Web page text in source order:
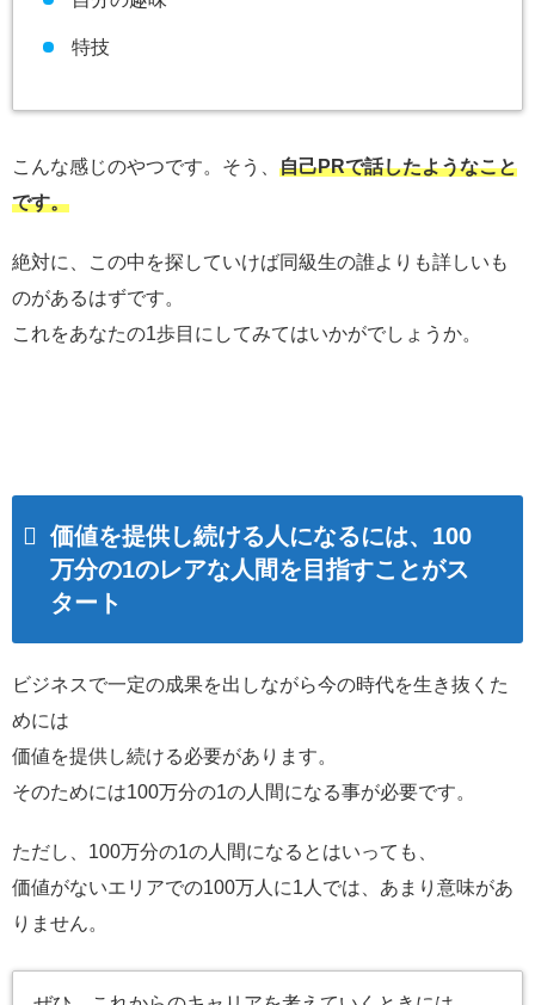
特技
こんな感じのやつです。そう、 自己PRで話したようなこと
です。
絶対に、この中を探していけば同級生の誰よりも詳しいも
のがあるはずです。
これをあなたの1歩目にしてみてはいかがでしょうか。
価値を提供し続ける人になるには、100
万分の1のレアな人間を目指すことがス
タート
ビジネスで一定の成果を出しながら今の時代を生き抜くた
めには
価値を提供し続ける必要があります。
そのためには100万分の1の人間になる事が必要です。
ただし、100万分の1の人間になるとはいっても、
価値がないエリアでの100万人に1人では、あまり意味があ
りません。